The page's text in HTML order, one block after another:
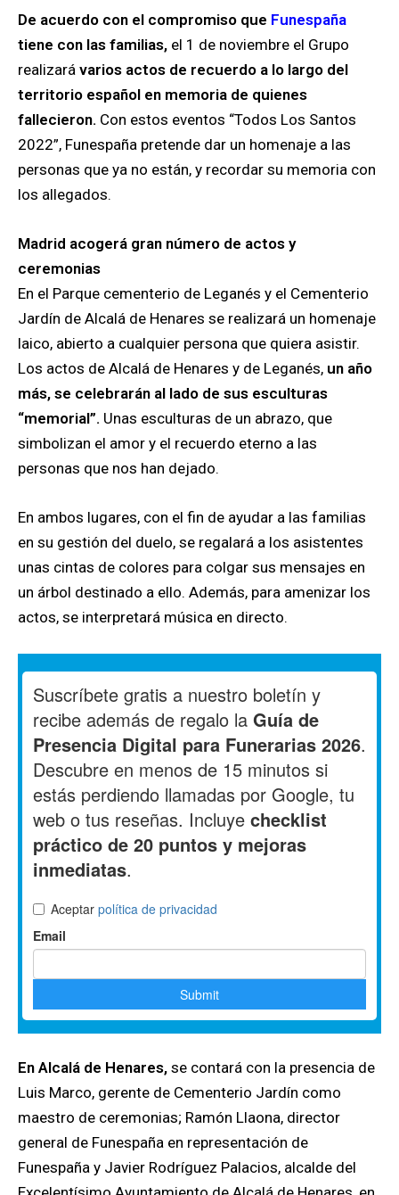
De acuerdo con el compromiso que Funespaña
tiene con las familias, el 1 de noviembre el Grupo
realizará varios actos de recuerdo a lo largo del
territorio español en memoria de quienes
fallecieron. Con estos eventos “Todos Los Santos
2022”, Funespaña pretende dar un homenaje a las
personas que ya no están, y recordar su memoria con
los allegados.
Madrid acogerá gran número de actos y
ceremonias
En el Parque cementerio de Leganés y el Cementerio
Jardín de Alcalá de Henares se realizará un homenaje
laico, abierto a cualquier persona que quiera asistir.
Los actos de Alcalá de Henares y de Leganés, un año
más, se celebrarán al lado de sus esculturas
“memorial”. Unas esculturas de un abrazo, que
simbolizan el amor y el recuerdo eterno a las
personas que nos han dejado.
En ambos lugares, con el fin de ayudar a las familias
en su gestión del duelo, se regalará a los asistentes
unas cintas de colores para colgar sus mensajes en
un árbol destinado a ello. Además, para amenizar los
actos, se interpretará música en directo.
En Alcalá de Henares, se contará con la presencia de
Luis Marco, gerente de Cementerio Jardín como
maestro de ceremonias; Ramón Llaona, director
general de Funespaña en representación de
Funespaña y Javier Rodríguez Palacios, alcalde del